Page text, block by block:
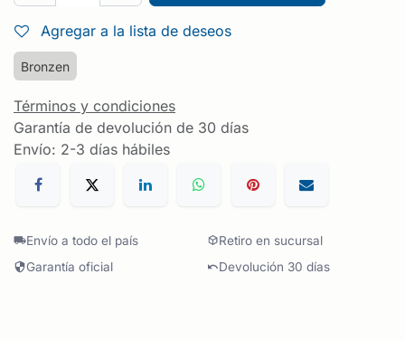
Agregar a la lista de deseos
Bronzen
Términos y condiciones
Garantía de devolución de 30 días
Envío: 2-3 días hábiles
Envío a todo el país
Retiro en sucursal
Garantía oficial
Devolución 30 días